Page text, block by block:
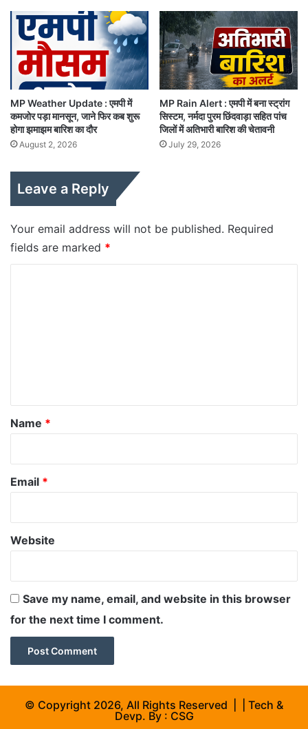
MP Weather Update : एमपी में
कमजोर पड़ा मानसून, जाने फिर कब शुरू
होगा झमाझम बारिश का दौर
August 2, 2026
MP Rain Alert : एमपी में बना स्ट्रांग
सिस्टम, नर्मदा पुरम छिंदवाड़ा सहित पांच
जिलों में अतिभारी बारिश की चेतावनी
July 29, 2026
Leave a Reply
Your email address will not be published. Required
fields are marked *
*
Name *
Email *
Website
Save my name, email, and website in this browser
for the next time I comment.
© Copyright 2026, All Rights Reserved | | Tech &
Devp. By : CSG